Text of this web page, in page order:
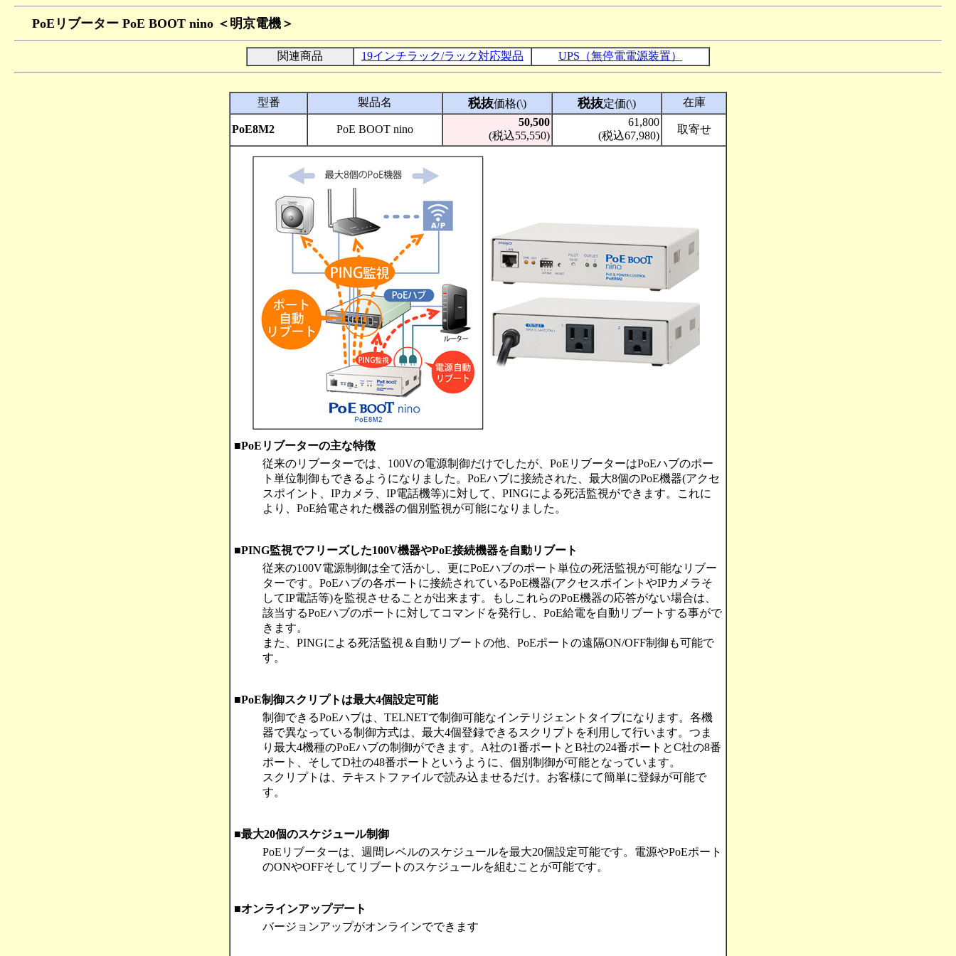
PoEリブーター PoE BOOT nino ＜明京電機＞
関連商品 19インチラック/ラック対応製品 UPS（無停電電源装置）
型番 製品名 税抜価格(\) 税抜定価(\) 在庫
PoE8M2 PoE BOOT nino
50,500
(税込55,550)
61,800
(税込67,980)
取寄せ
■PoEリブーターの主な特徴
従来のリブーターでは、100Vの電源制御だけでしたが、PoEリブーターはPoEハブのポー
ト単位制御もできるようになりました。PoEハブに接続された、最大8個のPoE機器(アクセ
スポイント、IPカメラ、IP電話機等)に対して、PINGによる死活監視ができます。これに
より、PoE給電された機器の個別監視が可能になりました。
■PING監視でフリーズした100V機器やPoE接続機器を自動リブート
従来の100V電源制御は全て活かし、更にPoEハブのポート単位の死活監視が可能なリブー
ターです。PoEハブの各ポートに接続されているPoE機器(アクセスポイントやIPカメラそ
してIP電話等)を監視させることが出来ます。もしこれらのPoE機器の応答がない場合は、
該当するPoEハブのポートに対してコマンドを発行し、PoE給電を自動リブートする事がで
きます。
また、PINGによる死活監視＆自動リブートの他、PoEポートの遠隔ON/OFF制御も可能で
す。
■PoE制御スクリプトは最大4個設定可能
制御できるPoEハブは、TELNETで制御可能なインテリジェントタイプになります。各機
器で異なっている制御方式は、最大4個登録できるスクリプトを利用して行います。つま
り最大4機種のPoEハブの制御ができます。A社の1番ポートとB社の24番ポートとC社の8番
ポート、そしてD社の48番ポートというように、個別制御が可能となっています。
スクリプトは、テキストファイルで読み込ませるだけ。お客様にて簡単に登録が可能で
す。
■最大20個のスケジュール制御
PoEリブーターは、週間レベルのスケジュールを最大20個設定可能です。電源やPoEポート
のONやOFFそしてリブートのスケジュールを組むことが可能です。
■オンラインアップデート
バージョンアップがオンラインでできます